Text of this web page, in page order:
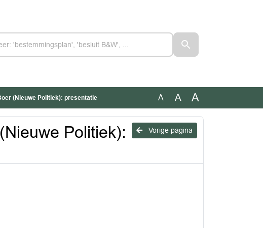
(Nieuwe Politiek): presentatie A A A
Vorige pagina
Politiek):